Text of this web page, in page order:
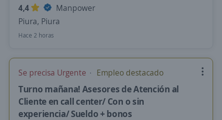
4,4
Manpower
Piura, Piura
Hace 2 horas
Se precisa Urgente Empleo destacado
Turno mañana! Asesores de Atención al
Cliente en call center/ Con o sin
experiencia/ Sueldo + bonos